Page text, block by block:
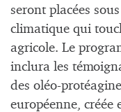
seront placées
climatique qui
agricole. Le
inclura les
des oléo-
européenne, créée